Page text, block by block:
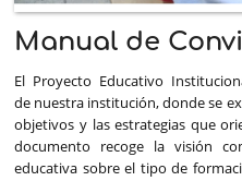
Manual de
El Proyecto Educativo
de nuestra institución, donde se
objetivos y las estrategias que
documento recoge la visión
educativa sobre el tipo de